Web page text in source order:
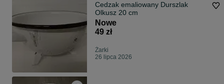
Cedzak emaliowany Durszlak
Olkusz 20 cm
Nowe
49 zł
Żarki
26 lipca 2026